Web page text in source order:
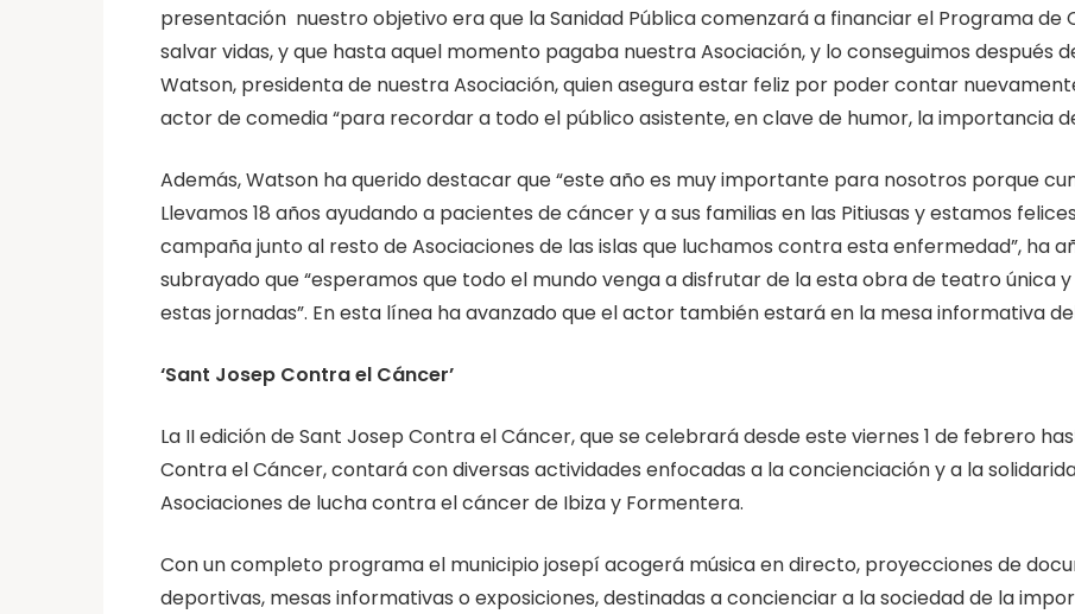
presentación nuestro objetivo era que la Sanidad Pública comenzará a financiar el Programa de
salvar vidas, y que hasta aquel momento pagaba nuestra Asociación, y lo conseguimos después
Watson, presidenta de nuestra Asociación, quien asegura estar feliz por poder contar
actor de comedia “para recordar a todo el público asistente, en clave de humor, la importancia
Además, Watson ha querido destacar que “este año es muy importante para nosotros porque
Llevamos 18 años ayudando a pacientes de cáncer y a sus familias en las Pitiusas y estamos
campaña junto al resto de Asociaciones de las islas que luchamos contra esta enfermedad”, ha
subrayado que “esperamos que todo el mundo venga a disfrutar de la esta obra de teatro única
estas jornadas”. En esta línea ha avanzado que el actor también estará en la mesa informativa
‘Sant Josep Contra el Cáncer’
La II edición de Sant Josep Contra el Cáncer, que se celebrará desde este viernes 1 de febrero
Contra el Cáncer, contará con diversas actividades enfocadas a la concienciación y a la
Asociaciones de lucha contra el cáncer de Ibiza y Formentera.
Con un completo programa el municipio josepí acogerá música en directo, proyecciones de
deportivas, mesas informativas o exposiciones, destinadas a concienciar a la sociedad de la